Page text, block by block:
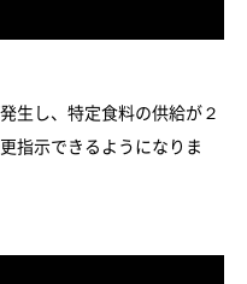
生し、特定食料の供給が２
指示できるようになりま